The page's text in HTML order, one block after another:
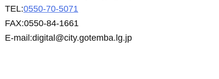
TEL:0550-70-5071
FAX:0550-84-1661
E-mail:digital@city.gotemba.lg.jp